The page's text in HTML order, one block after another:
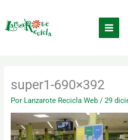
contenido
super1-690×392
Por Lanzarote Recicla Web /29